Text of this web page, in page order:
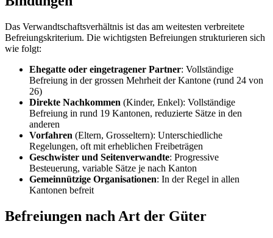
Das Verwandtschaftsverhältnis ist das am weitesten verbreitete
Befreiungskriterium. Die wichtigsten Befreiungen strukturieren sich
wie folgt:
Ehegatte oder eingetragener Partner: Vollständige
Befreiung in der grossen Mehrheit der Kantone (rund 24 von
26)
Direkte Nachkommen (Kinder, Enkel): Vollständige
Befreiung in rund 19 Kantonen, reduzierte Sätze in den
anderen
Vorfahren (Eltern, Grosseltern): Unterschiedliche
Regelungen, oft mit erheblichen Freibeträgen
Geschwister und Seitenverwandte: Progressive
Besteuerung, variable Sätze je nach Kanton
Gemeinnützige Organisationen: In der Regel in allen
Kantonen befreit
Befreiungen nach Art der Güter